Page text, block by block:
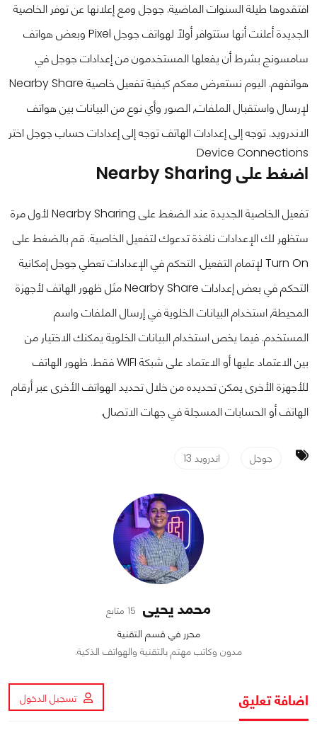
افتقدوها طيلة السنوات الماضية. جوجل ومع إعلانها عن توفر الخاصية
الجديدة أعلنت أنها ستتوافر أولاً لهواتف جوجل Pixel وبعض هواتف
سامسونج بشرط أن يفعلها المستخدمون من إعدادات جوجل في
هواتفهم. اليوم نستعرض معكم كيفية تفعيل خاصية Nearby Share
لإرسال واستقبال الملفات, الصور وأي نوع من البيانات بين هواتف
الاندرويد. توجه إلى إعدادات الهاتف توجه إلى إعدادات حساب جوجل اختر
Device Connections
اضغط على Nearby Sharing
تفعيل الخاصية الجديدة عند الضغط على Nearby Sharing لأول مرة
ستظهر لك الإعدادات نافذة تدعوك لتفعيل الخاصية. قم بالضغط على
Turn On لإتمام التفعيل. التحكم في الإعدادات تعطي جوجل إمكانية
التحكم في بعض إعدادات Nearby Share مثل ظهور الهاتف لأجهزة
المحيطة, استخدام البيانات الخلوية في إرسال الملفات واسم
المستخدم. فيما يخص استخدام البيانات الخلوية يمكنك الاختيار من
بين الاعتماد عليها أو الاعتماد على شبكة WIFI فقط. ظهور الهاتف
للأجهزة الأخرى يمكن تحديده من خلال تحديد الهواتف الأخرى عبر أرقام
الهاتف أو الحسابات المسجلة في جهات الاتصال.
جوجل اندرويد 13
محمد يحيى 15 متابع
محرر في قسم التقنية
مدون وكاتب مهتم بالتقنية والهواتف الذكية.
اضافة تعليق تسجيل الدخول